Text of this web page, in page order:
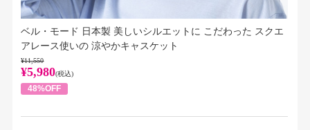
ベル・モード 日本製 美しいシルエットに こだわった スクエ
アレース使いの 涼やかキャスケット
¥11,550
¥5,980(税込)
48%OFF